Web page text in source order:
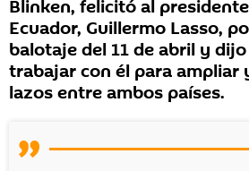
Blinken, felicitó al
Ecuador, Guillermo Lasso,
balotaje del 11 de abril y
trabajar con él para ampliar
lazos entre ambos países.